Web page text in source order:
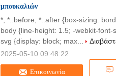
μπουκαλιών
Επικοινωνία
*, *::before, *::after {box-sizing:
body {line-height: 1.5; -webkit-
svg {display: block; max...
2025-05-10 09:48:22